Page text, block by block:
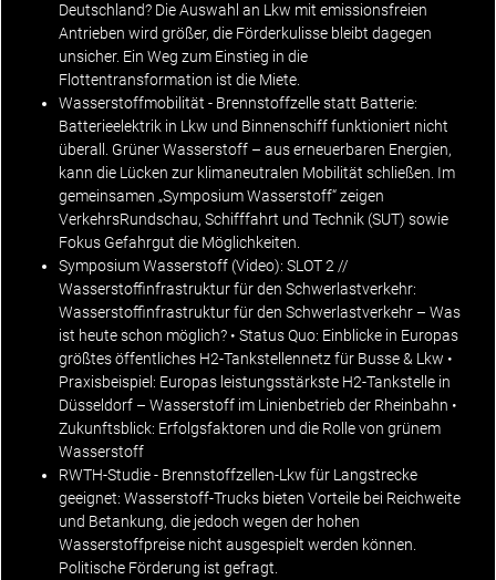
Deutschland? Die Auswahl an Lkw mit emissionsfreien
Antrieben wird größer, die Förderkulisse bleibt dagegen
unsicher. Ein Weg zum Einstieg in die
Flottentransformation ist die Miete.
Wasserstoffmobilität - Brennstoffzelle statt Batterie:
Batterieelektrik in Lkw und Binnenschiff funktioniert nicht
überall. Grüner Wasserstoff – aus erneuerbaren Energien,
kann die Lücken zur klimaneutralen Mobilität schließen. Im
gemeinsamen „Symposium Wasserstoff“ zeigen
VerkehrsRundschau, Schifffahrt und Technik (SUT) sowie
Fokus Gefahrgut die Möglichkeiten.
Symposium Wasserstoff (Video): SLOT 2 //
Wasserstoffinfrastruktur für den Schwerlastverkehr:
Wasserstoffinfrastruktur für den Schwerlastverkehr – Was
ist heute schon möglich? • Status Quo: Einblicke in Europas
größtes öffentliches H2-Tankstellennetz für Busse & Lkw •
Praxisbeispiel: Europas leistungsstärkste H2-Tankstelle in
Düsseldorf – Wasserstoff im Linienbetrieb der Rheinbahn •
Zukunftsblick: Erfolgsfaktoren und die Rolle von grünem
Wasserstoff
RWTH-Studie - Brennstoffzellen-Lkw für Langstrecke
geeignet: Wasserstoff-Trucks bieten Vorteile bei Reichweite
und Betankung, die jedoch wegen der hohen
Wasserstoffpreise nicht ausgespielt werden können.
Politische Förderung ist gefragt.